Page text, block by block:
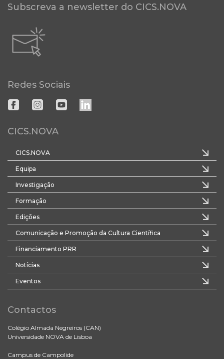
Subscreva a newsletter do CICS.NOVA
Redes Sociais
CICS.NOVA
CICS.NOVA
Equipa
Investigação
Formação
Edições
Comunicação e Promoção da Cultura Científica
Financiamento PRR
Notícias
Eventos
Contactos
Colégio Almada Negreiros (CAN)
Universidade NOVA de Lisboa
Campus de Campolide